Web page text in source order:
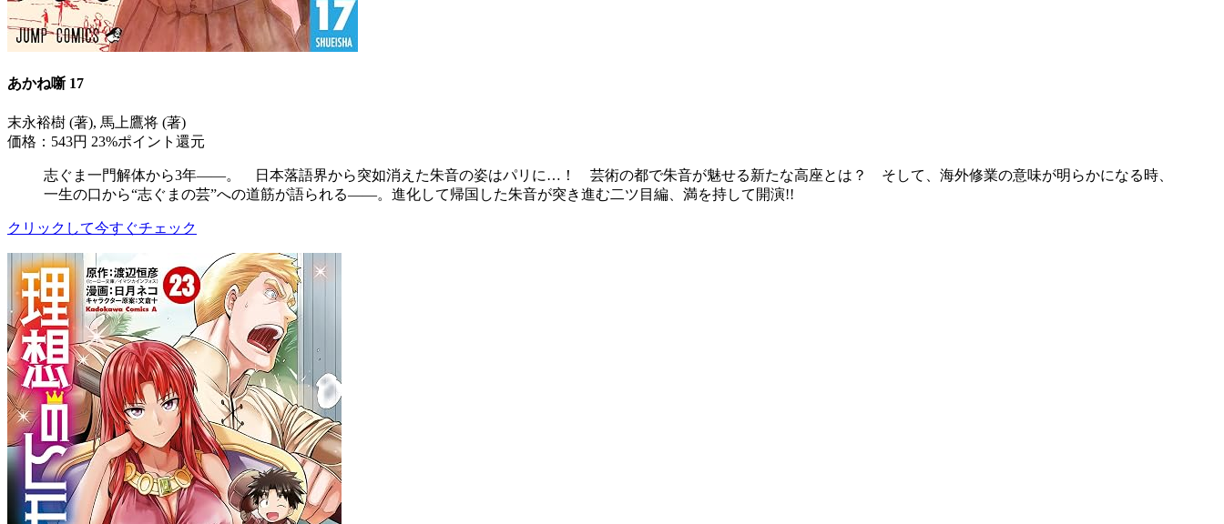
あかね噺 17
末永裕樹 (著), 馬上鷹将 (著)
価格：543円 23%ポイント還元
志ぐま一門解体から3年――。 日本落語界から突如消えた朱音の姿はパリに…！ 芸術の都で朱音が魅せる新たな高座とは？ そして、海外修業の意味が明らかになる時、
一生の口から“志ぐまの芸”への道筋が語られる――。進化して帰国した朱音が突き進む二ツ目編、満を持して開演!!
クリックして今すぐチェック